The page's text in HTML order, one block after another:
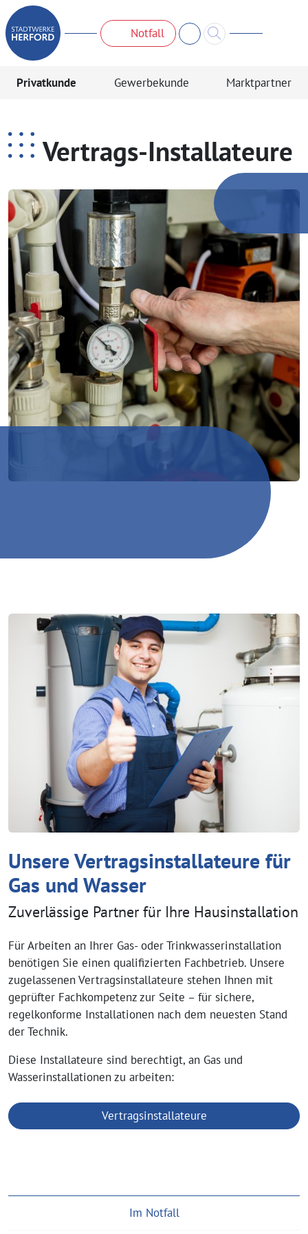
Notfall
Privatkunde Gewerbekunde Marktpartner
Vertrags-Installateure
Unsere Vertragsinstallateure für
Gas und Wasser
Zuverlässige Partner für Ihre Hausinstallation
Für Arbeiten an Ihrer Gas- oder Trinkwasserinstallation
benötigen Sie einen qualifizierten Fachbetrieb. Unsere
zugelassenen Vertragsinstallateure stehen Ihnen mit
geprüfter Fachkompetenz zur Seite – für sichere,
regelkonforme Installationen nach dem neuesten Stand
der Technik.
Diese Installateure sind berechtigt, an Gas und
Wasserinstallationen zu arbeiten:
Vertragsinstallateure
Im Notfall